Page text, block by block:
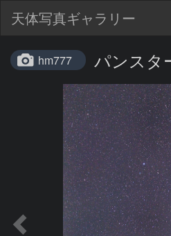
天体写真ギャラリー
hm777 パンスタ